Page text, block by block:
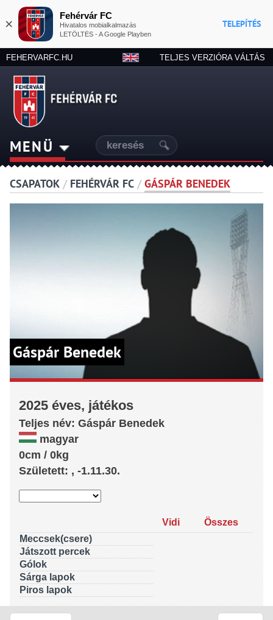
×
Fehérvár FC
Hivatalos mobialkalmazás
LETÖLTÉS - A Google Playben
TELEPÍTÉS
FEHERVARFC.HU TELJES VERZIÓRA VÁLTÁS
MENÜ
CSAPATOK / FEHÉRVÁR FC / GÁSPÁR BENEDEK
Gáspár Benedek
2025 éves, játékos
Teljes név:Gáspár Benedek
magyar
0cm / 0kg
Született: , -1.11.30.
Vidi
Összes
Meccsek(csere)
Játszott percek
Gólok
Sárga lapok
Piros lapok